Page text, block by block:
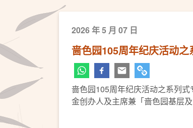
2026 年 5 月 07 日
啬色园105周年纪庆活动
啬色园105周年纪庆活动之系列
金创办人及主席兼「啬色园基层